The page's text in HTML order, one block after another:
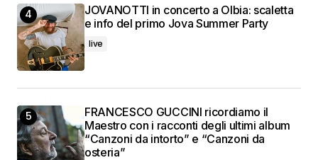
JOVANOTTI in concerto a Olbia: scaletta
e info del primo Jova Summer Party
live
FRANCESCO GUCCINI ricordiamo il
Maestro con i racconti degli ultimi album
“Canzoni da intorto” e “Canzoni da
osteria”